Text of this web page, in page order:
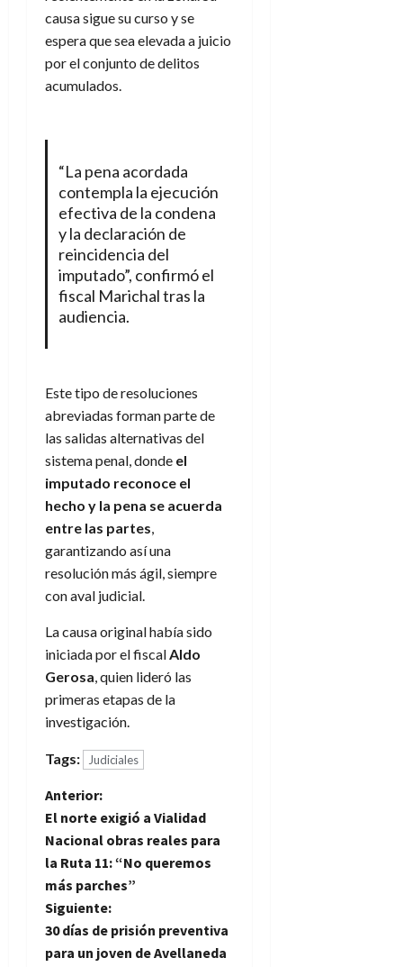
causa sigue su curso y se
espera que sea elevada a juicio
por el conjunto de delitos
acumulados.
“La pena acordada
contempla la ejecución
efectiva de la condena
y la declaración de
reincidencia del
imputado”, confirmó el
fiscal Marichal tras la
audiencia.
Este tipo de resoluciones
abreviadas forman parte de
las salidas alternativas del
sistema penal, donde el
imputado reconoce el
hecho y la pena se acuerda
entre las partes,
garantizando así una
resolución más ágil, siempre
con aval judicial.
La causa original había sido
iniciada por el fiscalAldo
Gerosa, quien lideró las
primeras etapas de la
investigación.
Tags: Judiciales
N
a
v
e
g
Anterior:
El norte exigió a Vialidad
Nacional obras reales para
la Ruta 11: “No queremos
más parches”
Siguiente:
30 días de prisión preventiva
para un joven de Avellaneda